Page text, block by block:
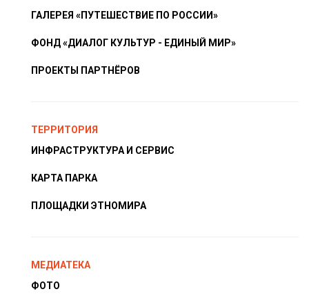
ГАЛЕРЕЯ «ПУТЕШЕСТВИЕ ПО РОССИИ»
ФОНД «ДИАЛОГ КУЛЬТУР - ЕДИНЫЙ МИР»
ПРОЕКТЫ ПАРТНЁРОВ
ТЕРРИТОРИЯ
ИНФРАСТРУКТУРА И СЕРВИС
КАРТА ПАРКА
ПЛОЩАДКИ ЭТНОМИРА
МЕДИАТЕКА
ФОТО